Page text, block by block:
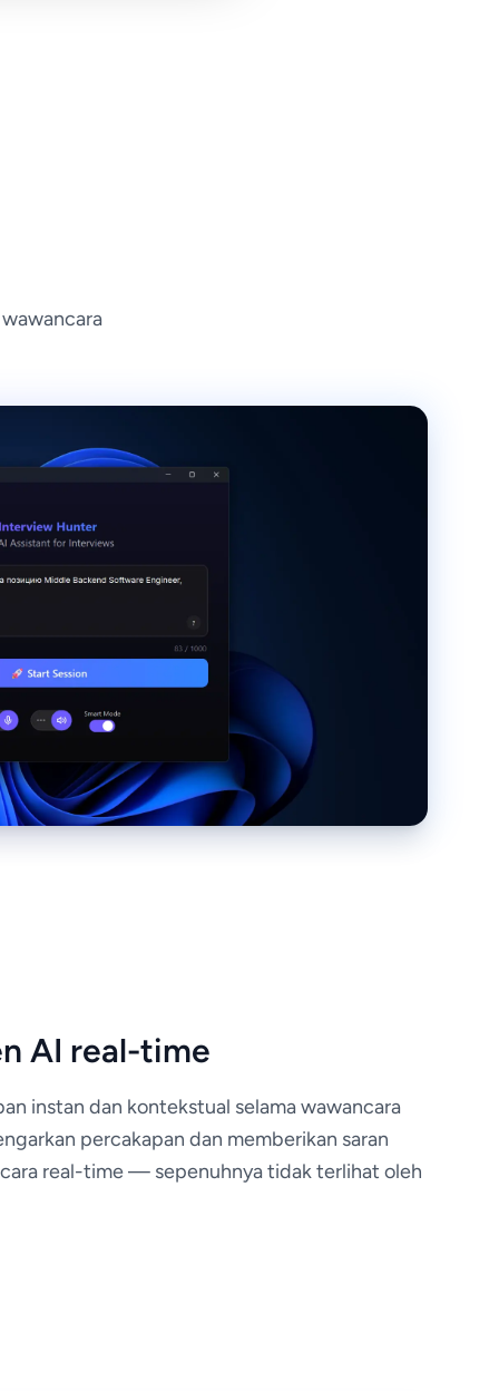
AI real-time
instan dan kontekstual selama wawancara
percakapan dan memberikan saran
real-time — sepenuhnya tidak terlihat oleh